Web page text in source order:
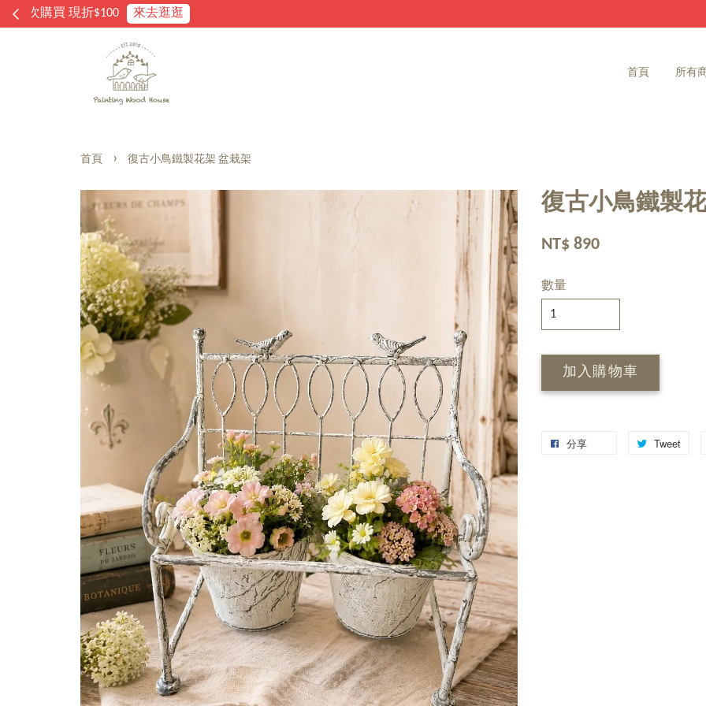
首頁 所有
首頁 › 復古小鳥鐵製花架 盆栽架
復古小鳥鐵製
NT$ 890
數量
加入購物車
分享 Tweet